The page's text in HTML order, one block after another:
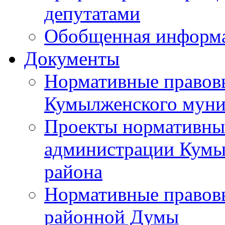
депутатами
Обобщенная
Документы
Нормативные
Кумылженского
Проекты
администрации
района
Нормативные
районной Думы